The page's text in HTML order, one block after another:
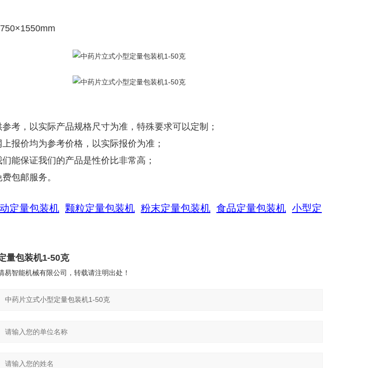
考，以实际产品规格尺寸为准，特殊要求可以定制；
报价均为参考价格，以实际报价为准；
能保证我们的产品是性价比非常高；
包邮服务。
定量包装机 颗粒定量包装机 粉末定量包装机 食品定量包装机 小型定
量包装机1-50克
易智能机械有限公司，转载请注明出处！